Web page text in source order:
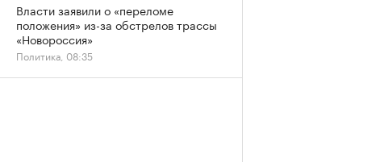
Власти заявили о «переломе
положения» из-за обстрелов трассы
«Новороссия»
Политика, 08:35